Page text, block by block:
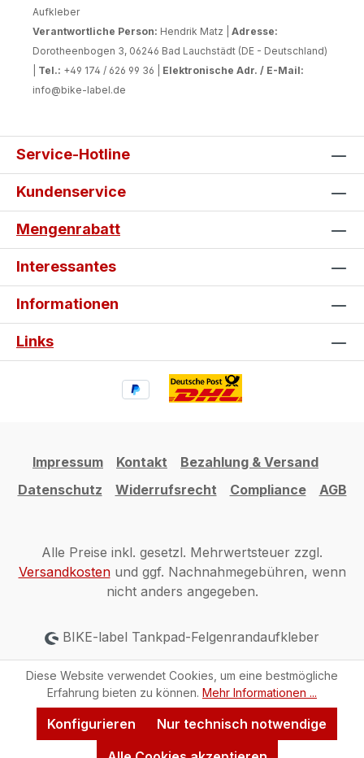
Aufkleber
Verantwortliche Person: Hendrik Matz | Adresse:
Dorotheenbogen 3, 06246 Bad Lauchstädt (DE - Deutschland)
Tel.: +49 174 / 626 99 36 | Elektronische Adr. / E-Mail:
info@bike-label.de
Service-Hotline
Kundenservice
Mengenrabatt
Interessantes
Informationen
Links
Impressum Kontakt
Bezahlung & Versand
Datenschutz
Widerrufsrecht Compliance AGB
Alle Preise inkl. gesetzl. Mehrwertsteuer zzgl.
Versandkostenund ggf. Nachnahmegebühren, wenn
nicht anders angegeben.
BIKE-label Tankpad-Felgenrandaufkleber
Diese Website verwendet Cookies, um eine bestmögliche
Erfahrung bieten zu können. Mehr Informationen ...
Nur technisch notwendige
Konfigurieren